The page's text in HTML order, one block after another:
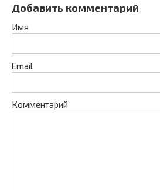
Добавить комментарий
Имя
Email
Комментарий